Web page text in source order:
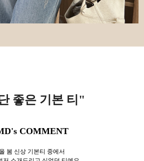
좋은 기본 티 "
COMMENT
올 봄 신상 기본티 중에서